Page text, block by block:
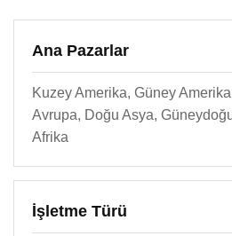
Ana Pazarlar
Kuzey Amerika, Güney
Avrupa, Doğu Asya,
Afrika
İşletme Türü